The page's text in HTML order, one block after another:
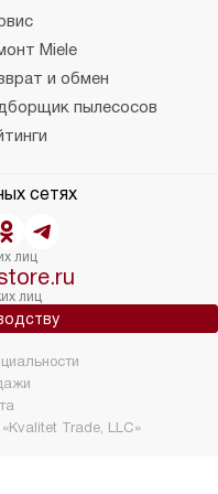
Miele
и обмен
пылесосов
сетях
лиц
лиц
Trade, LLC»